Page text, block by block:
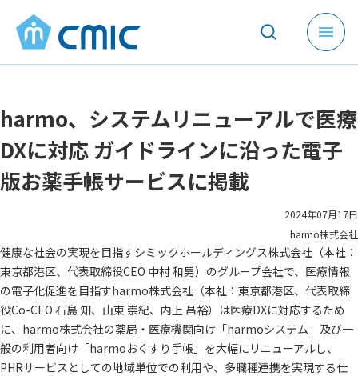
メ
ニ
を
開
く
harmo、システムリニューアルで医療
DXに対応 ガイドラインに沿った電子
版お薬手帳サービスに掲載
2024年07月17日
harmo株式会社
健康な社会の実現を目指すシミックホールディングス株式会社（本社：
東京都港区、代表取締役CEO 中村 和男）のグループ会社で、医療情報
の電子化促進を目指すharmo株式会社（本社：東京都港区、代表取締
役Co-CEO 石島 知、山東 崇紀、内上 昌裕）は医療DXに対応するため
に、harmo株式会社の薬局・医療機関向け「harmoシステム」及び一
般の利用者向け「harmoおくすり手帳」を大幅にリニューアルし、
PHRサービスとしての地域単位での利用や、多職種連携を実現する仕